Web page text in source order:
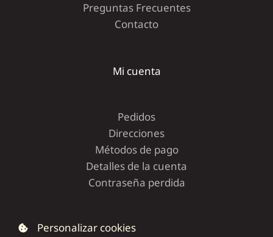
Preguntas Frecuentes
Contacto
Mi cuenta
Pedidos
Direcciones
Métodos de pago
Detalles de la cuenta
Contraseña perdida
Personalizar cookies